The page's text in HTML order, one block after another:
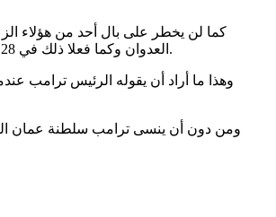
العدوان وكما فعلا ذلك في 28 شباط/فبراير الماضي وبهدف إسقاط النظام في إيران وإحكام السيطرة على المنطقة واستعباد شعوبها بعد التحكّم بحكّامها من العرب والمسلمين بشكل أو بآخر.
وهذا ما أراد أن يقوله الرئيس ترامب
ومن دون أن ينسى ترامب سلطنة عمان